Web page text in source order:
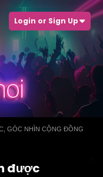
Login or Sign Up
GÓC NHÌN CỘNG ĐỒNG
được